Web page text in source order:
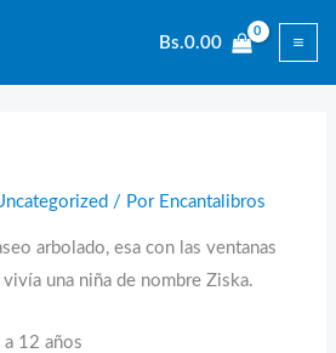
Bs.0.00
/ Por Encantalibros
arbolado, esa con las ventanas
una niña de nombre Ziska.
a 12 años